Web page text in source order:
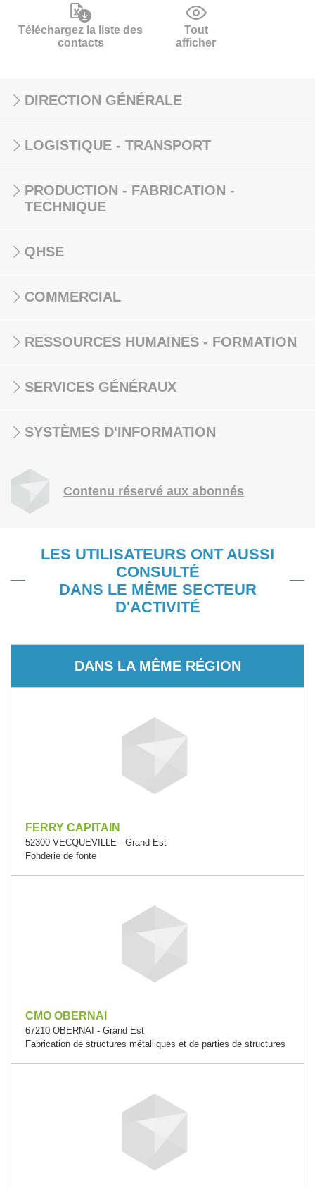
Téléchargez la liste des
contacts
Tout
afficher
DIRECTION GÉNÉRALE
LOGISTIQUE - TRANSPORT
PRODUCTION - FABRICATION -
TECHNIQUE
QHSE
COMMERCIAL
RESSOURCES HUMAINES - FORMATION
SERVICES GÉNÉRAUX
SYSTÈMES D'INFORMATION
Contenu réservé aux abonnés
LES UTILISATEURS ONT AUSSI
CONSULTÉ
DANS LE MÊME SECTEUR
D'ACTIVITÉ
DANS LA MÊME RÉGION
FERRY CAPITAIN
52300 VECQUEVILLE - Grand Est
Fonderie de fonte
CMO OBERNAI
67210 OBERNAI - Grand Est
Fabrication de structures métalliques et de parties de structures